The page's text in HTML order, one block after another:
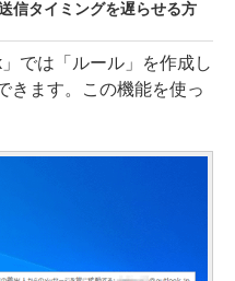
信タイミングを遅らせる方
では「ルール」を作成し
きます。この機能を使っ